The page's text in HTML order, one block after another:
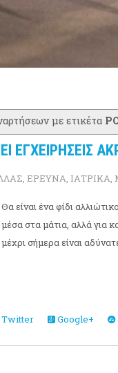
με ετικέτα
ΕΓΧΕΙΡΗΣΕΙΣ
ΕΡΕΥΝΑ ΙΑΤΡΙΚΑ
Θα είναι ένα φίδι
μέσα στα μάτια, αλλά για
μέχρι σήμερα είναι
Twitter Google+